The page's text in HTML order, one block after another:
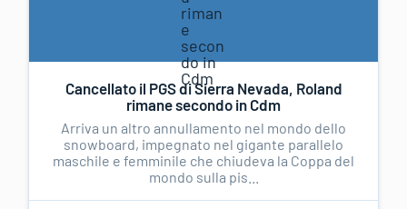
Cancellato il PGS di Sierra Nevada, Roland
rimane secondo in Cdm
Arriva un altro annullamento nel mondo dello
snowboard, impegnato nel gigante parallelo
maschile e femminile che chiudeva la Coppa del
mondo sulla pis...